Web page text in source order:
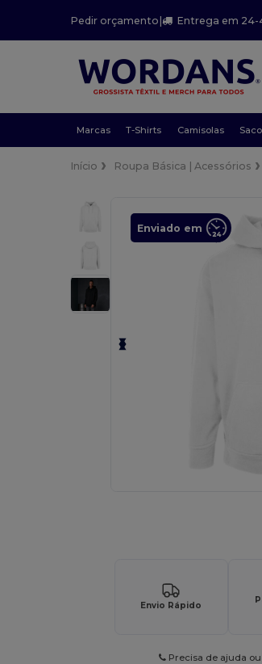
Pedir orçamento| Entrega em 24-
Marcas T-Shirts Camisolas
Início Roupa Básica | Acessórios
Enviado em
Envio Rápido
Precisa de ajuda